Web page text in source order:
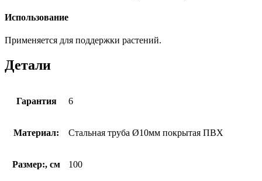
Использование
Применяется для поддержки растений.
Детали
Гарантия 6
Материал: Стальная труба Ø10мм покрытая ПВХ
Размер:, см 100